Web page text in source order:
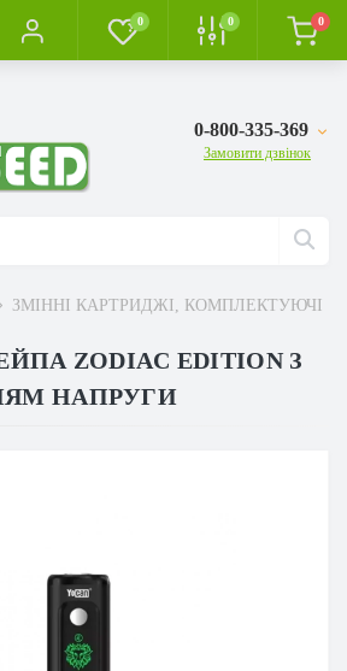
0 0 0
0-800-335-369
Замовити дзвінок
ЗМІННІ КАРТРИДЖІ, КОМПЛЕКТУЮЧІ
ZODIAC EDITION З
НАПРУГИ